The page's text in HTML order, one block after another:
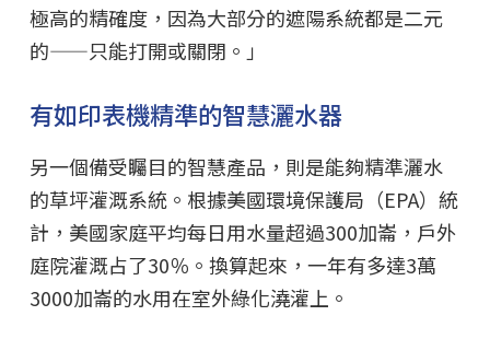
極高的精確度，因為大部分的遮陽系統都是二元
的——只能打開或關閉。」
有如印表機精準的智慧灑水器
另一個備受矚目的智慧產品，則是能夠精準灑水
的草坪灌溉系統。根據美國環境保護局（EPA）統
計，美國家庭平均每日用水量超過300加崙，戶外
庭院灌溉占了30％。換算起來，一年有多達3萬
3000加崙的水用在室外綠化澆灌上。